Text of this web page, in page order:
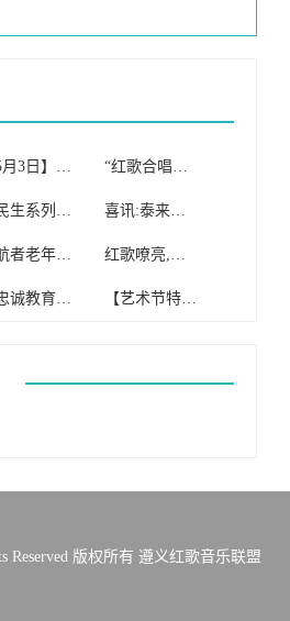
【5月3日】启航者老年红歌合唱团(纯公益合唱团)开课啦! “红歌合唱团”免费开班啦!!!
【民生系列报道四】额尔格图镇妇联组织红歌合唱团到敬老院慰问演出 喜讯:泰来县红歌合唱团喜获合唱比赛银奖!
启航者老年红歌合唱团(纯公益合唱团) 红歌嘹亮,我心向党——翠竹合唱团在罗湖区红歌合唱大赛中获一等奖
【忠诚教育】#投票#第二师系统红歌合唱比赛“网上投票评选”开始啦! 【艺术节特辑】红歌合唱比赛
Reserved 版权所有 遵义红歌音乐联盟